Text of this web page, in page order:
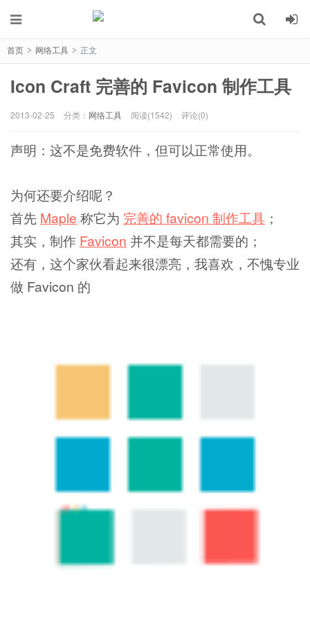
首页 > 网络工具 > 正文
Icon Craft 完善的 Favicon 制作工具
2013-02-25 分类： 网络工具 阅读(1542) 评论(0)
声明：这不是免费软件，但可以正常使用。
为何还要介绍呢？
首先 Maple 称它为 完善的 favicon 制作工具 ；
其实，制作 Favicon 并不是每天都需要的；
还有，这个家伙看起来很漂亮，我喜欢，不愧专业
做 Favicon 的